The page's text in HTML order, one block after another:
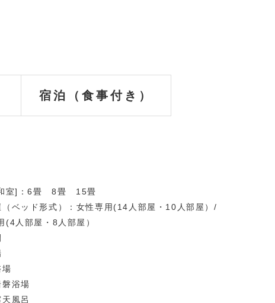
宿泊（食事付き）
室]：6畳 8畳 15畳
（ベッド形式）：女性専用(14人部屋・10人部屋）/
(4人部屋・8人部屋）
場
浴場
風呂